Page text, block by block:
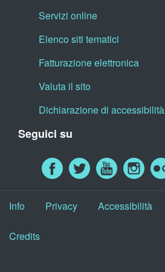
Servizi online
Elenco siti tematici
Fatturazione elettronica
Valuta il sito
Dichiarazione di accessibilità
Seguici su
Info Privacy Accessibilità
Credits